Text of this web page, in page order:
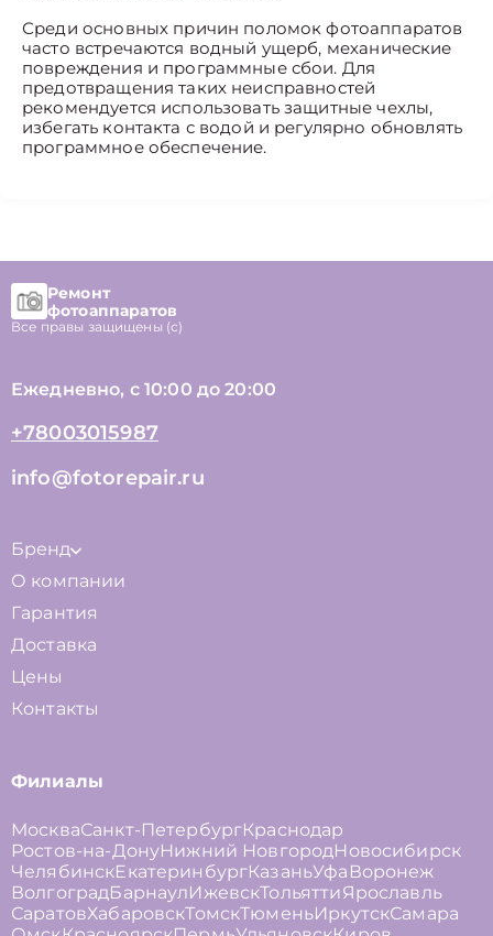
Среди основных причин поломок фотоаппаратов
часто встречаются водный ущерб, механические
повреждения и программные сбои. Для
предотвращения таких неисправностей
рекомендуется использовать защитные чехлы,
избегать контакта с водой и регулярно обновлять
программное обеспечение.
Ремонт
фотоаппаратов
Все правы защищены (с)
Ежедневно, с 10:00 до 20:00
+78003015987
info@fotorepair.ru
Бренд
О компании
Гарантия
Доставка
Цены
Контакты
Филиалы
МоскваСанкт-ПетербургКраснодар
Ростов-на-ДонуНижний НовгородНовосибирск
ЧелябинскЕкатеринбургКазаньУфа Воронеж
ВолгоградБарнаулИжевскТольяттиЯрославль
СаратовХабаровскТомскТюменьИркутскСамара